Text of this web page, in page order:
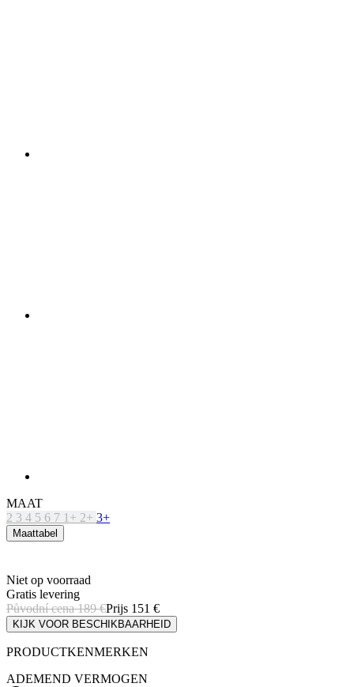
MAAT
2 3 4 5 6 7 1+ 2+ 3+
Maattabel
Niet op voorraad
Gratis levering
Prijs 151 €
Původní cena189 €
KIJK VOOR BESCHIKBAARHEID
PRODUCTKENMERKEN
ADEMEND VERMOGEN